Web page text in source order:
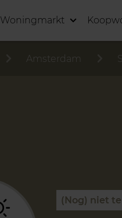
Woningmarkt
Amsterdam
(Nog) niet